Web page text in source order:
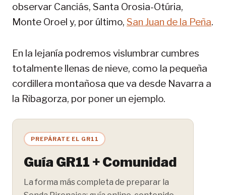
observar Canciás, Santa Orosia-Otúria,
Monte Oroel y, por último, San Juan de la Peña.
En la lejanía podremos vislumbrar cumbres
totalmente llenas de nieve, como la pequeña
cordillera montañosa que va desde Navarra a
la Ribagorza, por poner un ejemplo.
PREPÁRATE EL GR11
Guía GR11 + Comunidad
La forma más completa de preparar la